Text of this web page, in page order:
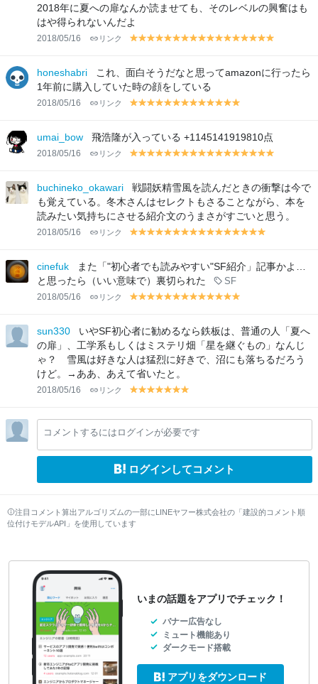
2018年に夏への扉なんか読ませても、そのレベルの興奮はも
はや得られないんだよ
2018/05/16 リンク
y
lo
w
y
lo
w
y
lo
w
y
lo
w
y
lo
w
y
lo
w
y
lo
w
y
lo
w
y
lo
w
y
w
y
lo
y
lo
y
lo
y
lo
y
lo
y
lo lo
honeshabri
これ、面白そうだなと思ってamazonに行ったら
1年前に購入していた時の顔をしている
2018/05/16 リンク
y
lo
w
y
w
y
lo
w
y
lo
w
y
lo
w
y
lo
w
y
lo
w
y
lo
w
y
lo
w
y
lo
w
y
lo
w
y
lo
w
lo
w
umai_bow 飛浩隆が入っている +1145141919810点
2018/05/16 リンク
y
lo
w
y
lo
w
y
lo
w
y
lo
w
y
lo
w
y
lo
w
y
lo
w
y
lo
w
y
lo
w
y
lo
w
y
lo
w
y
lo
w
y
lo
w
y
lo
w
y
lo
w
y
lo
w
lo
w
buchineko_okawari
戦闘妖精雪風を読んだときの衝撃は今で
も覚えている。冬木さんはセレクトもさることながら、本を
読みたい気持ちにさせる紹介文のうまさがすごいと思う。
2018/05/16 リンク
y
lo
w
y
lo
w
y
lo
w
y
lo
w
y
lo
w
y
lo
w
y
lo
w
y
lo
w
y
lo
w
y
lo
y
lo
w
y
lo
w
y
lo
w
y
lo
y
lolo
cinefuk
また「"初心者でも読みやすい"SF紹介」記事かよ…
と思ったら（いい意味で）裏切られた
SF
2018/05/16 リンク
y
lo
w
y
lo
w
y
lo
w
y
lo
w
y
lo
w
y
lo
w
y
lo
w
y
lo
w
y
lo
w
y
lo
w
y
lo
w
y
lo
ww
sun330
いやSF初心者に勧めるなら鉄板は、普通の人「夏へ
の扉」、工学系もしくはミステリ畑「星を継ぐもの」なんじ
ゃ？ 雪風は好きな人は猛烈に好きで、沼にも落ちるだろう
けど。→ああ、あえて省いたと。
2018/05/16 リンク
y
lo
w
y
lo
w
y
lo
w
y
lo
w
y
lo
w
y
lo
w
lo
w
コメントするにはログインが必要です
ログインしてコメント
注目コメント算出アルゴリズムの一部にLINEヤフー株式会社の「建設的コメント順
位付けモデルAPI」を使用しています
いまの話題をアプリでチェック！
バナー広告なし
ミュート機能あり
ダークモード搭載
アプリをダウンロード